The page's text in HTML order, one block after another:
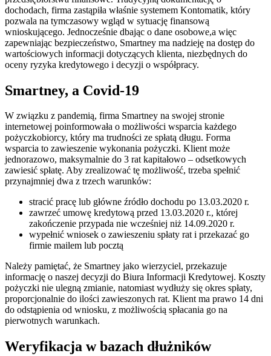
dochodach, firma zastąpiła właśnie systemem Kontomatik, który
pozwala na tymczasowy wgląd w sytuację finansową
wnioskującego. Jednocześnie dbając o dane osobowe,a więc
zapewniając bezpieczeństwo, Smartney ma nadzieję na dostęp do
wartościowych informacji dotyczących klienta, niezbędnych do
oceny ryzyka kredytowego i decyzji o współpracy.
Smartney, a Covid-19
W związku z pandemią, firma Smartney na swojej stronie
internetowej poinformowała o możliwości wsparcia każdego
pożyczkobiorcy, który ma trudności ze spłatą długu. Forma
wsparcia to zawieszenie wykonania pożyczki. Klient może
jednorazowo, maksymalnie do 3 rat kapitałowo – odsetkowych
zawiesić spłatę. Aby zrealizować tę możliwość, trzeba spełnić
przynajmniej dwa z trzech warunków:
stracić pracę lub główne źródło dochodu po 13.03.2020 r.
zawrzeć umowę kredytową przed 13.03.2020 r., której
zakończenie przypada nie wcześniej niż 14.09.2020 r.
wypełnić wniosek o zawieszeniu spłaty rat i przekazać go
firmie mailem lub pocztą
Należy pamiętać, że Smartney jako wierzyciel, przekazuje
informację o naszej decyzji do Biura Informacji Kredytowej. Koszty
pożyczki nie ulegną zmianie, natomiast wydłuży się okres spłaty,
proporcjonalnie do ilości zawieszonych rat. Klient ma prawo 14 dni
do odstąpienia od wniosku, z możliwością spłacania go na
pierwotnych warunkach.
Weryfikacja w bazach dłużników